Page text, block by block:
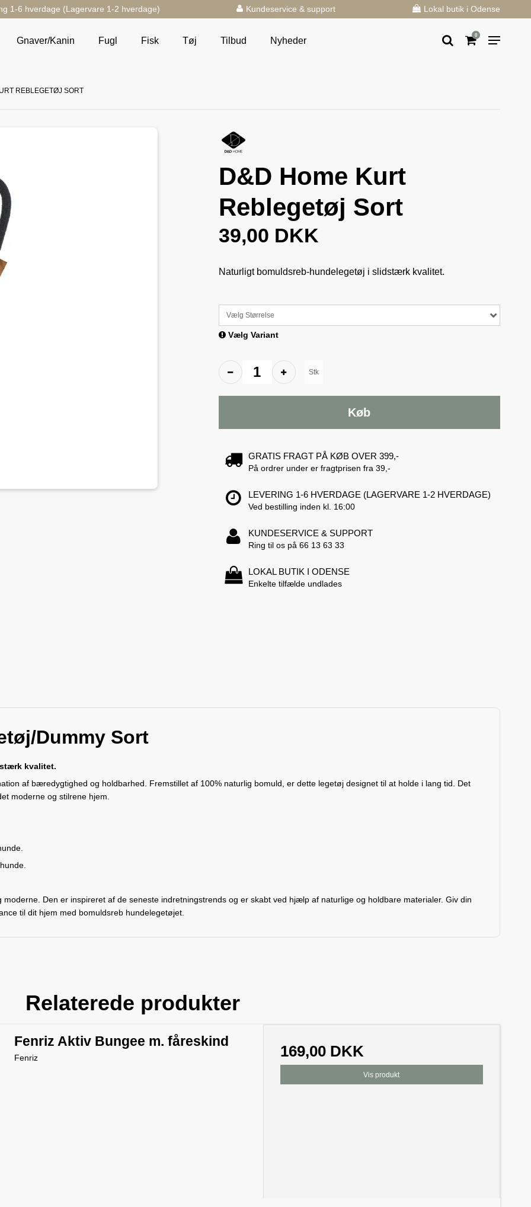
1-6 hverdage (Lagervare 1-2 hverdage) Kundeservice & support Lokal butik i Odense
Gnaver/Kanin Fugl Fisk Tøj Tilbud Nyheder
0
REBLEGETØJ SORT
D&D Home Kurt
Reblegetøj Sort
39,00 DKK
Naturligt bomuldsreb-hundelegetøj i slidstærk kvalitet.
Vælg Størrelse
Vælg Variant
Stk
Køb
GRATIS FRAGT PÅ KØB OVER 399,-
På ordrer under er fragtprisen fra 39,-
LEVERING 1-6 HVERDAGE (LAGERVARE 1-2 HVERDAGE)
Ved bestilling inden kl. 16:00
KUNDESERVICE & SUPPORT
Ring til os på 66 13 63 33
LOKAL BUTIK I ODENSE
Enkelte tilfælde undlades
Dummy Sort
kvalitet.
af bæredygtighed og holdbarhed. Fremstillet af 100% naturlig bomuld, er dette legetøj designet til at holde i lang tid. Det
moderne og stilrene hjem.
Den er inspireret af de seneste indretningstrends og er skabt ved hjælp af naturlige og holdbare materialer. Giv din
til dit hjem med bomuldsreb hundelegetøjet.
Relaterede produkter
Fenriz Aktiv Bungee m. fåreskind
Fenriz 169,00 DKK
Vis produkt